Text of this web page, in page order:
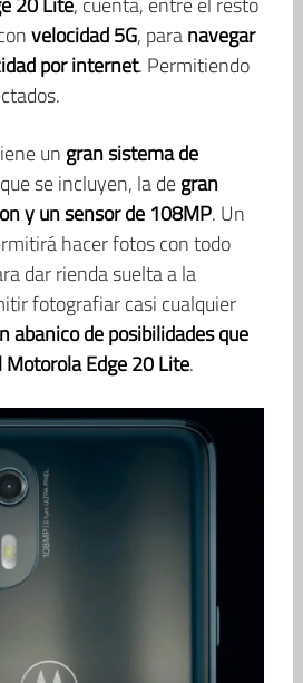
velocidad 5G, paranavegar
por internet. Permitiendo
un gran sistema de
se incluyen, la degran
y un sensor de 108MP. Un
hacer fotos con todo
dar rienda suelta a la
fotografiar casi cualquier
abanico de posibilidades que
Edge 20 Lite.